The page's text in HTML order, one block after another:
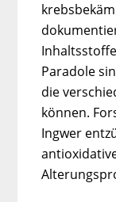
Paradole
die
können.
Ingwer